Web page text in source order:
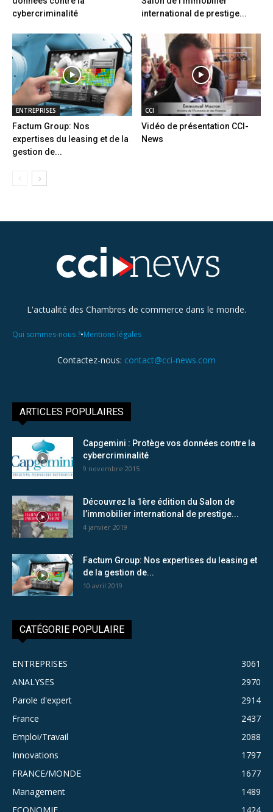
cybercriminalité
international de prestige...
ENTREPRISES
Factum Group: Nos
expertises du leasing et de la
gestion de...
CCI
Vidéo de présentation CCI-
News
L'actualité des Chambres de commerce dans le monde.
Qui sommes-nous ?•Mentions légales
Contactez-nous: contact@cci-news.com
ARTICLES POPULAIRES
Capgemini : Protège vos données contre la
cybercriminalité
9 novembre 2015
Découvrez la 1ère édition du Salon de
l’immobilier international de prestige...
4 janvier 2019
Factum Group: Nos expertises du leasing et
de la gestion de...
10 avril 2019
CATÉGORIE POPULAIRE
ENTREPRISES
3061
ANALYSES
2970
Parole d'expert
2914
France
2437
Emploi/Travail
2088
Innovations
1797
FRANCE/MONDE
1677
Management
1489